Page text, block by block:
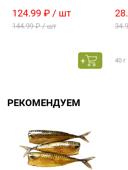
124.99 ₽ / шт
144.99 ₽ / шт
40 г
РЕКОМЕНДУЕМ